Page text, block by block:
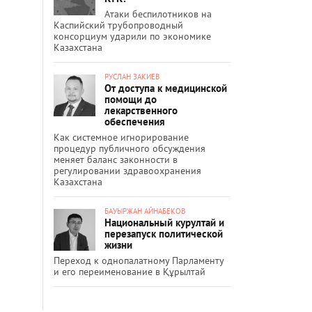
Атаки беспилотников на
Каспийский трубопроводный
консорциум ударили по экономике
Казахстана
РУСЛАН ЗАКИЕВ
От доступа к медицинской
помощи до
лекарственного
обеспечения
Как системное игнорирование
процедур публичного обсуждения
меняет баланс законности в
регулировании здравоохранения
Казахстана
БАУЫРЖАН АЙНАБЕКОВ
Национальный курултай и
перезапуск политической
жизни
Переход к однопалатному Парламенту
и его переименование в Құрылтай